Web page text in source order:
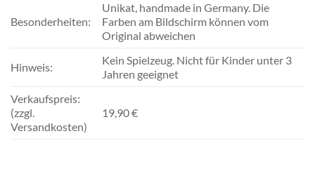
Besonderheiten:
Unikat, handmade in Germany. Die
Farben am Bildschirm können vom
Original abweichen
Hinweis:
Kein Spielzeug. Nicht für Kinder unter 3
Jahren geeignet
Verkaufspreis:
(zzgl.
Versandkosten)
19,90 €